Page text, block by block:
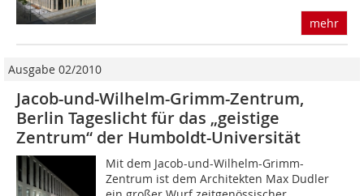
mehr
Ausgabe 02/2010
Jacob-und-Wilhelm-Grimm-Zentrum,
Berlin Tageslicht für das „geistige
Zentrum“ der Humboldt-Universität
Mit dem Jacob-und-Wilhelm-Grimm-
Zentrum ist dem Architekten Max Dudler